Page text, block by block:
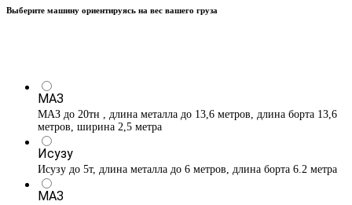
Выберите машину ориентируясь на вес вашего груза
МАЗ
МАЗ до 20тн , длина металла до 13,6 метров, длина борта 13,6
метров, ширина 2,5 метра
Исузу
Исузу до 5т, длина металла до 6 метров, длина борта 6.2 метра
МАЗ